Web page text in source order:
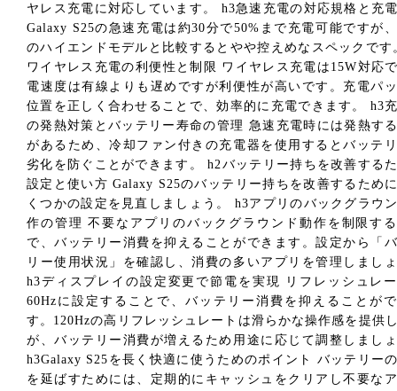
ヤレス充電に対応しています。 h3急速充電の対応規格と充
Galaxy S25の急速充電は約30分で50%まで充電可能ですが
のハイエンドモデルと比較するとやや控えめなスペックです
ワイヤレス充電の利便性と制限 ワイヤレス充電は15W対応
電速度は有線よりも遅めですが利便性が高いです。充電パ
位置を正しく合わせることで、効率的に充電できます。 h3
の発熱対策とバッテリー寿命の管理 急速充電時には発熱す
があるため、冷却ファン付きの充電器を使用するとバッテ
劣化を防ぐことができます。 h2バッテリー持ちを改善する
設定と使い方 Galaxy S25のバッテリー持ちを改善するため
くつかの設定を見直しましょう。 h3アプリのバックグラウ
作の管理 不要なアプリのバックグラウンド動作を制限す
で、バッテリー消費を抑えることができます。設定から「
リー使用状況」を確認し、消費の多いアプリを管理しまし
h3ディスプレイの設定変更で節電を実現 リフレッシュレ
60Hzに設定することで、バッテリー消費を抑えることが
す。120Hzの高リフレッシュレートは滑らかな操作感を提供
が、バッテリー消費が増えるため用途に応じて調整しまし
h3Galaxy S25を長く快適に使うためのポイント バッテリー
を延ばすためには、定期的にキャッシュをクリアし不要な